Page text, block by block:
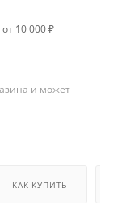
10 000 ₽
и может
КАК КУПИТЬ